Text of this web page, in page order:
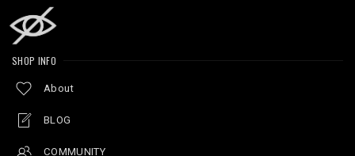
SHOP INFO
About
BLOG
COMMUNITY